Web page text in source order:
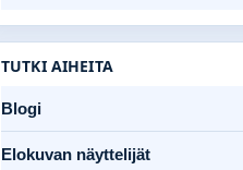
TUTKI AIHEITA
Blogi
Elokuvan näyttelijät